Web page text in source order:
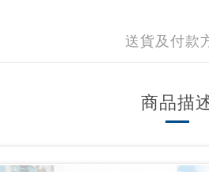
送貨及付款
商品描